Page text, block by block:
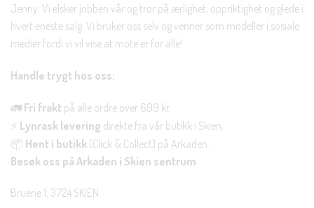
Jenny. Vi elsker jobben vår og tror på ærlighet, oppriktighet og glede i
hvert eneste salg. Vi bruker oss selv og venner som modeller i sosiale
medier fordi vi vil vise at mote er for alle!
Handle trygt hos oss:
🚛 Fri frakt på alle ordre over 699 kr.
⚡ Lynrask levering direkte fra vår butikk i Skien.
📦 Hent i butikk (Click & Collect) på Arkaden.
Besøk oss på Arkaden i Skien sentrum
Bruene 1, 3724 SKIEN